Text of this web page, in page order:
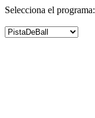
Selecciona el programa: